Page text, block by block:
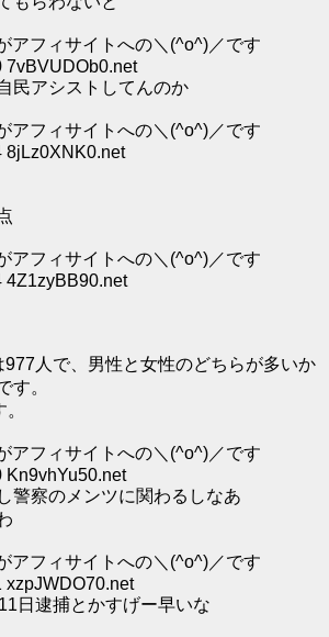
アフィサイトへの＼(^o^)／です
7vBVUDOb0.net
民アシストしてんのか
アフィサイトへの＼(^o^)／です
8jLz0XNK0.net
アフィサイトへの＼(^o^)／です
4Z1zyBB90.net
人で、男性と女性のどちらが多いか
す。
アフィサイトへの＼(^o^)／です
Kn9vhYu50.net
警察のメンツに関わるしなあ
アフィサイトへの＼(^o^)／です
xzpJWDO70.net
日逮捕とかすげー早いな